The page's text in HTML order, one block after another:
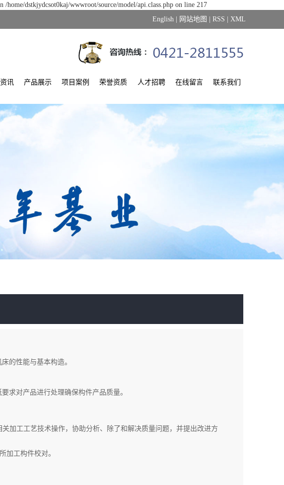
/home/dstkjydcsot0kaj/wwwroot/source/model/api.class.php on line 217
English 网站地图 RSS XML
讯 产品展示 项目案例 荣誉资质 人才招聘 在线留言 联系我们
的性能与基本构造。
求对产品进行处理确保构件产品质量。
加工工艺技术操作，协助分析、除了和解决质量问题，并提出改进方
加工构件校对。